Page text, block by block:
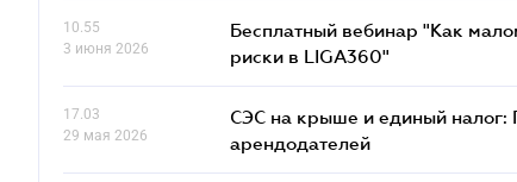
10.55
3 июня 2026
Бесплатный вебинар "Как
риски в LIGA360"
17.03
29 мая 2026
СЭС на крыше и единый налог:
арендодателей